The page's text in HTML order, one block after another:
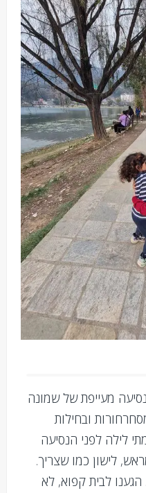
מעייפת של שמונה
ובחילות
לילה לפני הנסיעה
לישון כמו שצריך.
לבית קפוא, לא